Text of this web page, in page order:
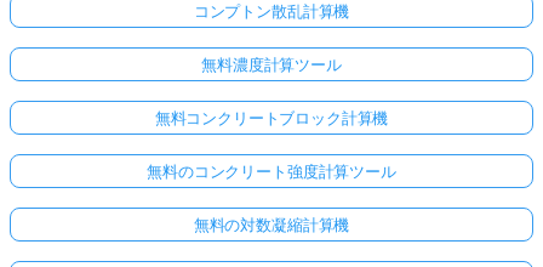
コンプトン散乱計算機
無料濃度計算ツール
無料コンクリートブロック計算機
無料のコンクリート強度計算ツール
無料の対数凝縮計算機